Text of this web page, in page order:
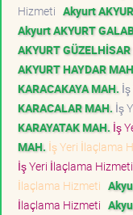
Hizmeti Akyurt
Akyurt AKYURT
AKYURT
AKYURT HAYDAR
KARACAKAYA MAH.
KARACALAR MAH. İş
KARAYATAK MAH. İş
MAH. İş Yeri İlaçlama
İş Yeri İlaçlama Hizmeti
İlaçlama Hizmeti
İlaçlama Hizmeti